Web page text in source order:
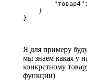
    }
}
Я для примеру
мы знаем какая у
конкретному
функции)